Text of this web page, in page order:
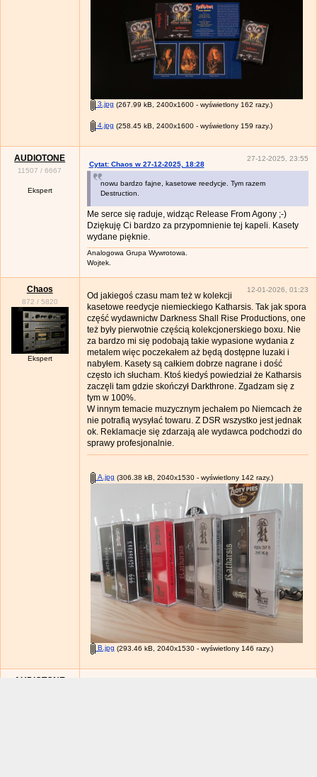
3.jpg (267.99 kB, 2400x1600 - wyświetlony 162 razy.)
4.jpg (258.45 kB, 2400x1600 - wyświetlony 159 razy.)
AUDIOTONE
11507 /6667
Ekspert
27-12-2025, 23:55
Cytat: Chaos w 27-12-2025, 18:28
nowu bardzo fajne, kasetowe reedycje. Tym razem
Destruction.
Me serce się raduje, widząc Release From Agony ;-)
Dziękuję Ci bardzo za przypomnienie tej kapeli. Kasety
wydane pięknie.
Analogowa Grupa Wywrotowa.
Wojtek.
Chaos
872 / 5820
Ekspert
12-01-2026, 01:23
Od jakiegoś czasu mam też w kolekcji
kasetowe reedycje niemieckiego Katharsis. Tak jak spora
część wydawnictw Darkness Shall Rise Productions, one
też były pierwotnie częścią kolekcjonerskiego boxu. Nie
za bardzo mi się podobają takie wypasione wydania z
metalem więc poczekałem aż będą dostępne luzaki i
nabyłem. Kasety są całkiem dobrze nagrane i dość
często ich słucham. Ktoś kiedyś powiedział że Katharsis
zaczęli tam gdzie skończył Darkthrone. Zgadzam się z
tym w 100%.
W innym temacie muzycznym jechałem po Niemcach że
nie potrafią wysyłać towaru. Z DSR wszystko jest jednak
ok. Reklamacje się zdarzają ale wydawca podchodzi do
sprawy profesjonalnie.
A.jpg (306.38 kB, 2040x1530 - wyświetlony 142 razy.)
B.jpg (293.46 kB, 2040x1530 - wyświetlony 146 razy.)
AUDIOTONE